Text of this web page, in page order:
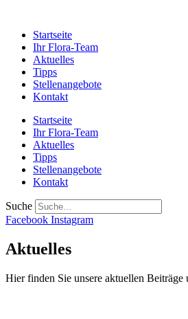
Startseite
Ihr Flora-Team
Aktuelles
Tipps
Stellenangebote
Kontakt
Startseite
Ihr Flora-Team
Aktuelles
Tipps
Stellenangebote
Kontakt
Suche
Facebook Instagram
Aktuelles
Hier finden Sie unsere aktuellen Beiträge